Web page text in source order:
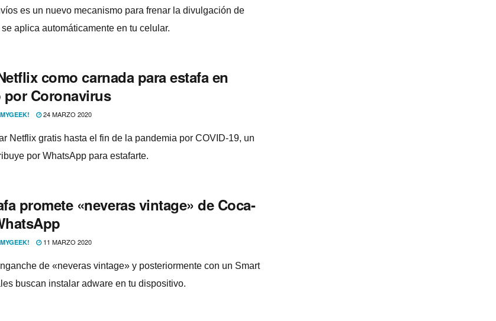
es un nuevo mecanismo para frenar la divulgación de
aplica automáticamente en tu celular.
como carnada para estafa en
Coronavirus
24 MARZO 2020
Netflix gratis hasta el fin de la pandemia por COVID-19, un
por WhatsApp para estafarte.
promete «neveras vintage» de Coca-
11 MARZO 2020
de «neveras vintage» y posteriormente con un Smart
buscan instalar adware en tu dispositivo.